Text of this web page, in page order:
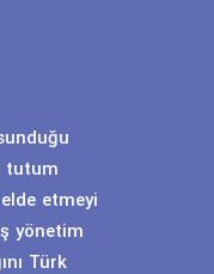
tutum
etmeyi
yönetim
Türk